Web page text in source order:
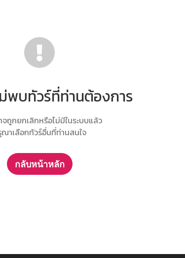
พบทัวร์ที่ท่านต้องการ
จถูกยกเลิกหรือไม่มีในระบบแล้ว
าเลือกทัวร์อื่นที่ท่านสนใจ
กลับหน้าหลัก